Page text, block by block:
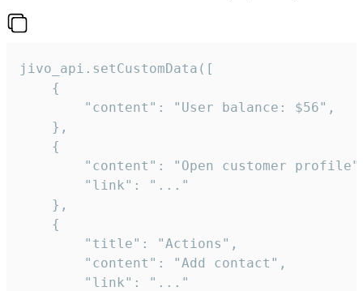
jivo_api.setCustomData([
    {
        "content": "User balance: $56",
    },
    {
"content": "Open customer
        "link": "..."
    },
    {
        "title": "Actions",
        "content": "Add contact",
        "link": "..."